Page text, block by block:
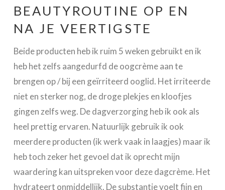
BEAUTYROUTINE OP EN
NA JE VEERTIGSTE
Beide producten heb ik ruim 5 weken gebruikt en ik
heb het zelfs aangedurfd de oogcrème aan te
brengen op / bij een geïrriteerd ooglid. Het irriteerde
niet en sterker nog, de droge plekjes en kloofjes
gingen zelfs weg. De dagverzorging heb ik ook als
heel prettig ervaren. Natuurlijk gebruik ik ook
meerdere producten (ik werk vaak in laagjes) maar ik
heb toch zeker het gevoel dat ik oprecht mijn
waardering kan uitspreken voor deze dagcrème. Het
hydrateert onmiddellijk. De substantie voelt fijn en